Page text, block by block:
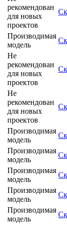
рекомендован
для новых
проектов
Производимая
модель
Не
рекомендован
для новых
проектов
Не
рекомендован
для новых
проектов
Производимая
модель
Производимая
модель
Производимая
модель
Производимая
модель
Производимая
модель